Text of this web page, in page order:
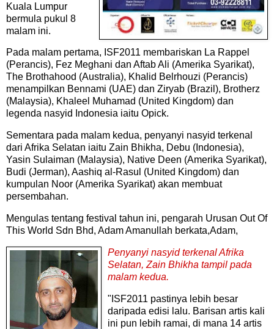
Kuala Lumpur
bermula pukul 8
malam ini.
Pada malam pertama, ISF2011 membariskan La Rappel
(Perancis), Fez Meghani dan Aftab Ali (Amerika Syarikat),
The Brothahood (Australia), Khalid Belrhouzi (Perancis)
menampilkan Bennami (UAE) dan Ziryab (Brazil), Brotherz
(Malaysia), Khaleel Muhamad (United Kingdom) dan
legenda nasyid Indonesia iaitu Opick.
Sementara pada malam kedua, penyanyi nasyid terkenal
dari Afrika Selatan iaitu Zain Bhikha, Debu (Indonesia),
Yasin Sulaiman (Malaysia), Native Deen (Amerika Syarikat),
Budi (Jerman), Aashiq al-Rasul (United Kingdom) dan
kumpulan Noor (Amerika Syarikat) akan membuat
persembahan.
Mengulas tentang festival tahun ini, pengarah Urusan Out Of
This World Sdn Bhd, Adam Amanullah berkata,Adam,
Penyanyi nasyid terkenal Afrika
Selatan, Zain Bhikha tampil pada
malam kedua.
"ISF2011 pastinya lebih besar
daripada edisi lalu. Barisan artis kali
ini pun lebih ramai, di mana 14 artis